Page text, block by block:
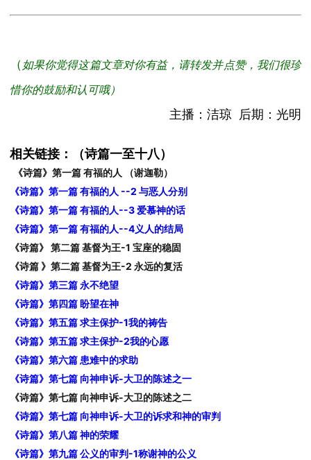
（ 如果你觉得这篇文章对你有益，请转发并点赞，我们很珍
惜你的鼓励和认可哦）
主播：洁琼 后期：光明
相关链接：（诗篇一至十八）
《诗篇》第一篇 有福的人 （谢迦勒）
《诗篇》第一篇 有福的人 --2 与恶人分别
《诗篇》第一篇 有福的人--3 爱慕神的话
《诗篇》第一篇 有福的人--4义人的结局
《诗篇》 第二篇 基督为王-1 宝座的稳固
《诗篇 》第二篇 基督为王-2 永远的复活
《诗篇》第三篇 永不绝望
《诗篇》第四篇 盼望在神
《诗篇》第五篇 求主保护-1我的祷告
《诗篇》第五篇 求主保护-2我的心愿
《诗篇》第六篇 患难中的求助
《诗篇》第七篇 向神申诉-大卫的陈述之一
《诗篇》第七篇 向神申诉-大卫的陈述之二
《诗篇》第七篇 向神申诉-大卫的诉求和神的审判
《诗篇》第八篇 神的荣耀
《诗篇》第九篇 公义的审判-1称谢神的公义